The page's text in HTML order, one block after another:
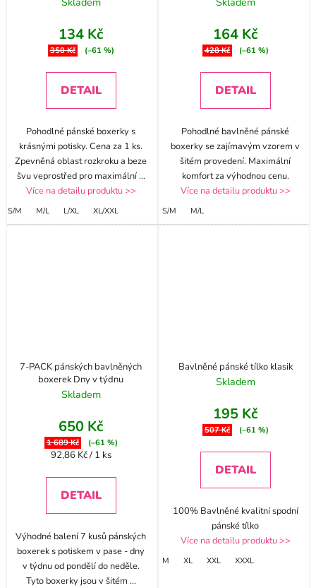
134 Kč
350 Kč (–61 %)
DETAIL
Pohodlné pánské boxerky s
krásnými potisky. Cena za 1 ks.
Zpevněná oblast rozkroku a beze
švu veprostřed pro maximální...
Více na detailu produktu >>
S/M M/L L/XL XL/XXL
164 Kč
428 Kč (–61 %)
DETAIL
Pohodlné bavlněné pánské
boxerky se zajímavým vzorem v
šitém provedení. Maximální
komfort za výhodnou cenu.
Více na detailu produktu >>
S/M M/L
7-PACK pánských bavlněných
boxerek Dny v týdnu
Skladem
650 Kč
1 689 Kč (–61 %)
Měrná
92,86 Kč / 1 ks
DETAIL
Výhodné balení 7 kusů pánských
boxerek s potiskem v pase - dny
v týdnu od pondělí do neděle.
Tyto boxerky jsou v šitém ...
Bavlněné pánské tílko klasik
Skladem
195 Kč
507 Kč (–61 %)
DETAIL
100% Bavlněné kvalitní spodní
pánské tílko
Více na detailu produktu >>
M XL XXL XXXL